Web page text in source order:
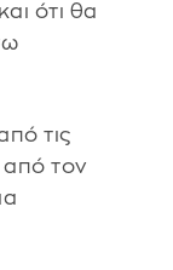
ότι θα
τις
από τον